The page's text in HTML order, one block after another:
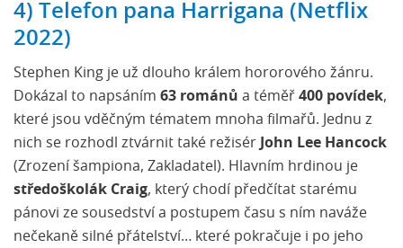
4) Telefon pana Harrigana (Netflix
2022)
Stephen King je už dlouho králem hororového žánru.
Dokázal to napsáním 63 románů a téměř 400 povídek,
které jsou vděčným tématem mnoha filmařů. Jednu z
nich se rozhodl ztvárnit také režisér John Lee Hancock
(Zrození šampiona, Zakladatel). Hlavním hrdinou je
středoškolák Craig, který chodí předčítat starému
pánovi ze sousedství a postupem času s ním naváže
nečekaně silné přátelství… které pokračuje i po jeho